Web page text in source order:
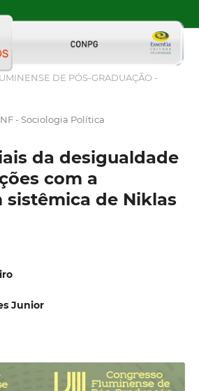
DE PÓS-GRADUAÇÃO -
- Sociologia Política
da desigualdade
com a
sistêmica de Niklas
Junior